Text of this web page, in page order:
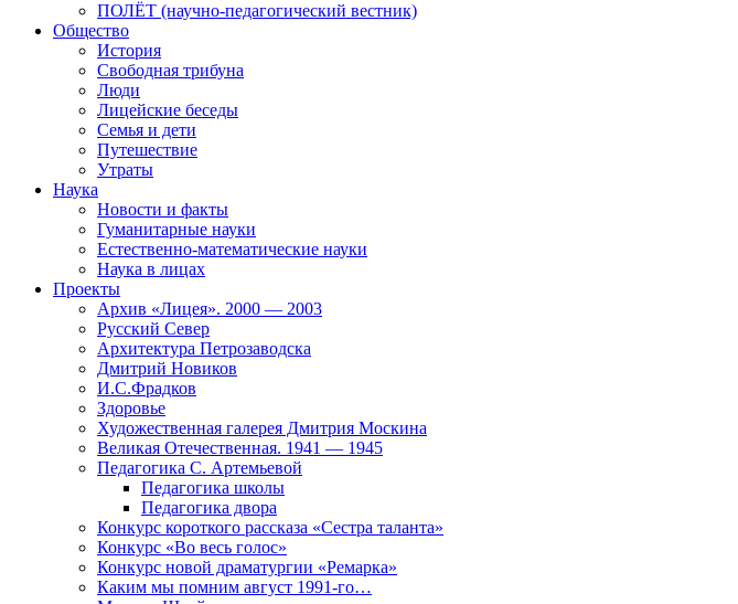
ПОЛЁТ (научно-педагогический вестник)
Общество
История
Свободная трибуна
Люди
Лицейские беседы
Семья и дети
Путешествие
Утраты
Наука
Новости и факты
Гуманитарные науки
Естественно-математические науки
Наука в лицах
Проекты
Архив «Лицея». 2000 — 2003
Русский Север
Архитектура Петрозаводска
Дмитрий Новиков
И.С.Фрадков
Здоровье
Художественная галерея Дмитрия Москина
Великая Отечественная. 1941 — 1945
Педагогика С. Артемьевой
Педагогика школы
Педагогика двора
Конкурс короткого рассказа «Сестра таланта»
Конкурс «Во весь голос»
Конкурс новой драматургии «Ремарка»
Каким мы помним август 1991-го…